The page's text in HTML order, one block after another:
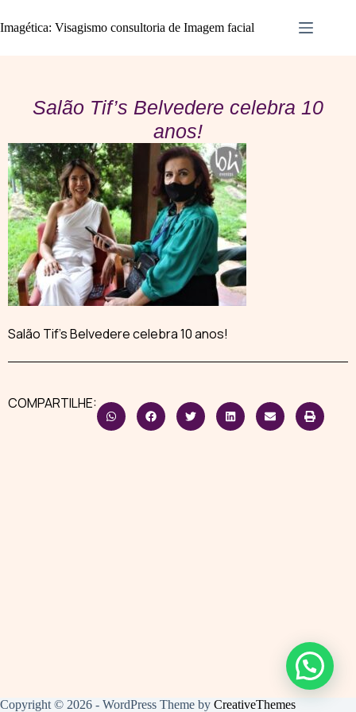
Imagética: Visagismo consultoria de Imagem facial
Salão Tif’s Belvedere celebra 10
anos!
Salão Tif’s Belvedere celebra 10 anos!
COMPARTILHE:
Copyright © 2026 - WordPress Theme by CreativeThemes